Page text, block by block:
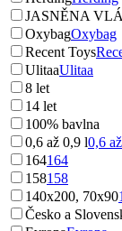
JASNĚNA
OxybagOxybag
Recent Toys
UlitaaUlitaa
8 let
14 let
100% bavlna
0,6 až 0,9 l0,6
164164
158158
140x200, 70x90
Česko a